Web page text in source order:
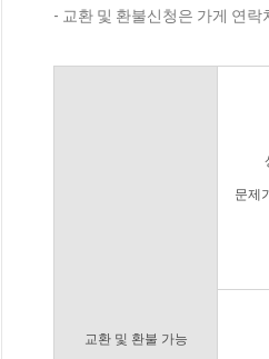
- 교환 및 환불신청은 가게 연
교환 및 환불 가능
문제